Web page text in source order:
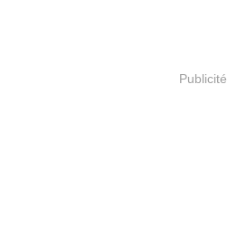
Publicité